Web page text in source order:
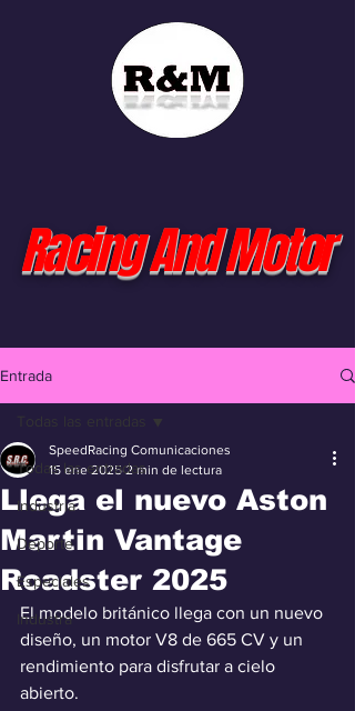
Racing And Motor
Entrada
Todas las entradas
Industria
Deporte
Especiales
Industra
Todas las entradas
Llega el nuevo Aston
Martin Vantage
Roadster 2025
SpeedRacing Comunicaciones
15 ene 2025 2 min de lectura
El modelo británico llega con un nuevo
diseño, un motor V8 de 665 CV y un
rendimiento para disfrutar a cielo
abierto.